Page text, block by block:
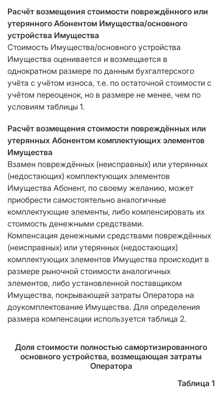
Расчёт возмещения стоимости повреждённого или
утерянного Абонентом Имущества/основного
устройства Имущества
Стоимость Имущества/основного устройства
Имущества оценивается и возмещается в
однократном размере по данным бухгалтерского
учёта с учётом износа, т.е. по остаточной стоимости с
учётом переоценок, но в размере не менее, чем по
условиям таблицы 1.
Расчёт возмещения стоимости повреждённых или
утерянных Абонентом комплектующих элементов
Имущества
Взамен повреждённых (неисправных) или утерянных
(недостающих) комплектующих элементов
Имущества Абонент, по своему желанию, может
приобрести самостоятельно аналогичные
комплектующие элементы, либо компенсировать их
стоимость денежными средствами.
Компенсация денежными средствами повреждённых
(неисправных) или утерянных (недостающих)
комплектующих элементов Имущества происходит в
размере рыночной стоимости аналогичных
элементов, либо установленной поставщиком
Имущества, покрывающей затраты Оператора на
доукомплектование Имущества. Для определения
размера компенсации используется таблица 2.
Доля стоимости полностью самортизированного
основного устройства, возмещающая затраты
Оператора
Таблица 1